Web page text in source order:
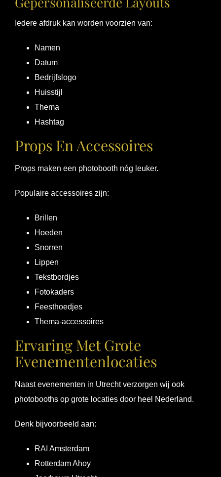
Iedere afdruk kan worden voorzien van:
Namen
Datum
Bedrijfslogo
Huisstijl
Thema
Hashtag
Props En Accessoires
Props maken een photobooth nóg leuker.
Populaire accessoires zijn:
Brillen
Hoeden
Snorren
Lippen
Tekstbordjes
Fotokaders
Feesthoedjes
Thema-accessoires
Ervaring Met Grote
Evenementenlocaties
Naast evenementen in Utrecht verzorgen wij ook
photobooths op grote locaties door heel Nederland.
Denk bijvoorbeeld aan:
RAI Amsterdam
Rotterdam Ahoy